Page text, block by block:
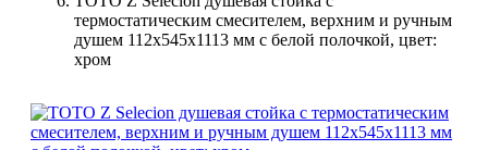
термостатическим смесителем, верхним и ручным
душем 112x545x1113 мм с белой полочкой, цвет:
хром​